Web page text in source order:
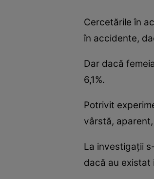
Cercetările în
în accidente,
Dar dacă
6,1%.
Potrivit
vârstă,
La investigaţii
dacă au existat